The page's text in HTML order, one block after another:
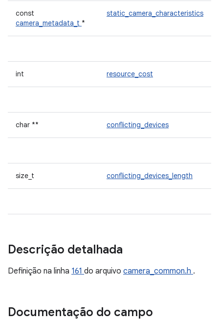
const
camera_metadata_t *
static_camera_characteristics
int resource_cost
char ** conflicting_devices
size_t conflicting_devices_length
Descrição detalhada
Definição na linha 161 do arquivo camera_common.h .
Documentação do campo